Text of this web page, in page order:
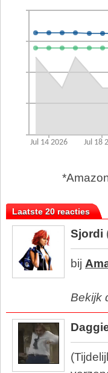
Laatste 20 reacties
Sjordi
bij
Bekijk